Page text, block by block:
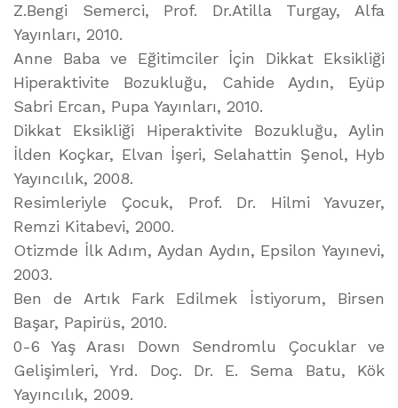
Z.Bengi Semerci, Prof. Dr.Atilla Turgay, Alfa
Yayınları, 2010.
Anne Baba ve Eğitimciler İçin Dikkat Eksikliği
Hiperaktivite Bozukluğu, Cahide Aydın, Eyüp
Sabri Ercan, Pupa Yayınları, 2010.
Dikkat Eksikliği Hiperaktivite Bozukluğu, Aylin
İlden Koçkar, Elvan İşeri, Selahattin Şenol, Hyb
Yayıncılık, 2008.
Resimleriyle Çocuk, Prof. Dr. Hilmi Yavuzer,
Remzi Kitabevi, 2000.
Otizmde İlk Adım, Aydan Aydın, Epsilon Yayınevi,
2003.
Ben de Artık Fark Edilmek İstiyorum, Birsen
Başar, Papirüs, 2010.
0-6 Yaş Arası Down Sendromlu Çocuklar ve
Gelişimleri, Yrd. Doç. Dr. E. Sema Batu, Kök
Yayıncılık, 2009.